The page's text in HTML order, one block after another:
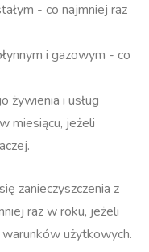
- co najmniej raz
i gazowym - co
żywienia i usług
miesiącu, jeżeli
zanieczyszczenia z
raz w roku, jeżeli
użytkowych.